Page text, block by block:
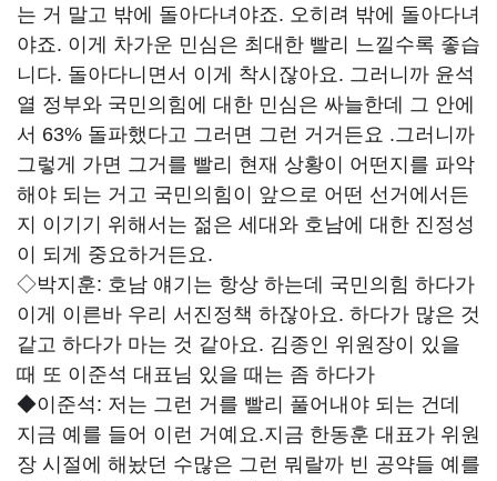
는 거 말고 밖에 돌아다녀야죠. 오히려 밖에 돌아다녀
야죠. 이게 차가운 민심은 최대한 빨리 느낄수록 좋습
니다. 돌아다니면서 이게 착시잖아요. 그러니까 윤석
열 정부와 국민의힘에 대한 민심은 싸늘한데 그 안에
서 63% 돌파했다고 그러면 그런 거거든요 .그러니까
그렇게 가면 그거를 빨리 현재 상황이 어떤지를 파악
해야 되는 거고 국민의힘이 앞으로 어떤 선거에서든
지 이기기 위해서는 젊은 세대와 호남에 대한 진정성
이 되게 중요하거든요.
◇박지훈: 호남 얘기는 항상 하는데 국민의힘 하다가
이게 이른바 우리 서진정책 하잖아요. 하다가 많은 것
같고 하다가 마는 것 같아요. 김종인 위원장이 있을
때 또 이준석 대표님 있을 때는 좀 하다가
◆이준석: 저는 그런 거를 빨리 풀어내야 되는 건데
지금 예를 들어 이런 거예요.지금 한동훈 대표가 위원
장 시절에 해놨던 수많은 그런 뭐랄까 빈 공약들 예를